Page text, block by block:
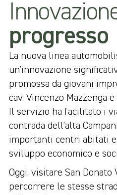
progresso
La nuova linea
un’innovazione
promossa da giovani
cav. Vincenzo Mazzenga
Il servizio ha facilitato i
contrada dell’alta
importanti centri abitati
sviluppo economico e
Oggi, visitare San Donato
percorrere le stesse